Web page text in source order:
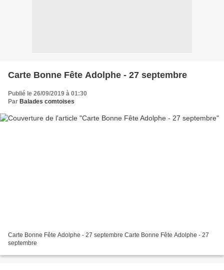
Carte Bonne Fête Adolphe - 27 septembre
Publié le 26/09/2019 à 01:30
Par Balades comtoises
Carte Bonne Fête Adolphe - 27 septembre Carte Bonne Fête Adolphe - 27
septembre